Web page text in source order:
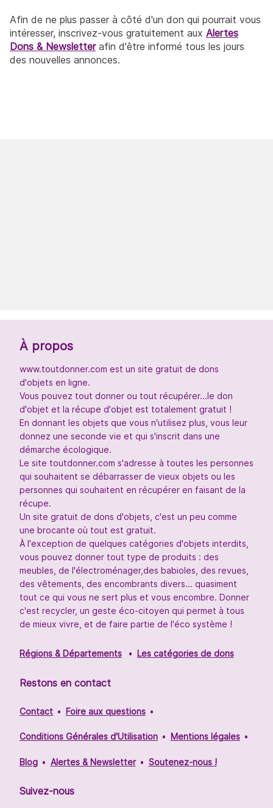
Afin de ne plus passer à côté d'un don qui pourrait vous
intéresser, inscrivez-vous gratuitement aux Alertes
Dons & Newsletterafin d'être informé tous les jours
des nouvelles annonces.
À propos
www.toutdonner.com est un site gratuit de dons
d'objets en ligne.
Vous pouvez tout donner ou tout récupérer...le don
d'objet et la récupe d'objet est totalement gratuit !
En donnant les objets que vous n'utilisez plus, vous leur
donnez une seconde vie et qui s'inscrit dans une
démarche écologique.
Le site toutdonner.com s'adresse à toutes les personnes
qui souhaitent se débarrasser de vieux objets ou les
personnes qui souhaitent en récupérer en faisant de la
récupe.
Un site gratuit de dons d'objets, c'est un peu comme
une brocante où tout est gratuit.
À l'exception de quelques catégories d'objets interdits,
vous pouvez donner tout type de produits : des
meubles, de l'électroménager,des babioles, des revues,
des vêtements, des encombrants divers... quasiment
tout ce qui vous ne sert plus et vous encombre. Donner
c'est recycler, un geste éco-citoyen qui permet à tous
de mieux vivre, et de faire partie de l'éco système !
Régions & Départements Les catégories de dons
Restons en contact
Contact Foire aux questions
Conditions Générales d'Utilisation Mentions légales
Blog Alertes & Newsletter Soutenez-nous !
Suivez-nous